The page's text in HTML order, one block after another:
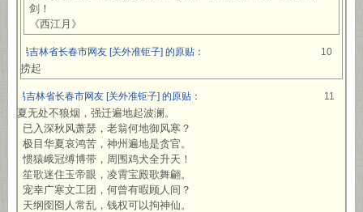
剑！
《西江月》
网易吉林省长春市网友 [关外准钜子] 的原贴： 10
先捞起
网易吉林省长春市网友 [关外准钜子] 的原贴： 11
华夏无处不狼烟，强迁遍地起波澜。
已入深秋风萧瑟，老翁何地御风寒？
极目华夏哀鸿苦，神州遍地是贪官。
惯猿峨冠缚博带，周围鸡犬全升天！
笙歌迷住玉帝眼，凌霄宝殿歌舞翩。
宠幸广寒文工团，何曾有暇顾人间？
天纲囹囵人常乱，钱权可以拘神仙。